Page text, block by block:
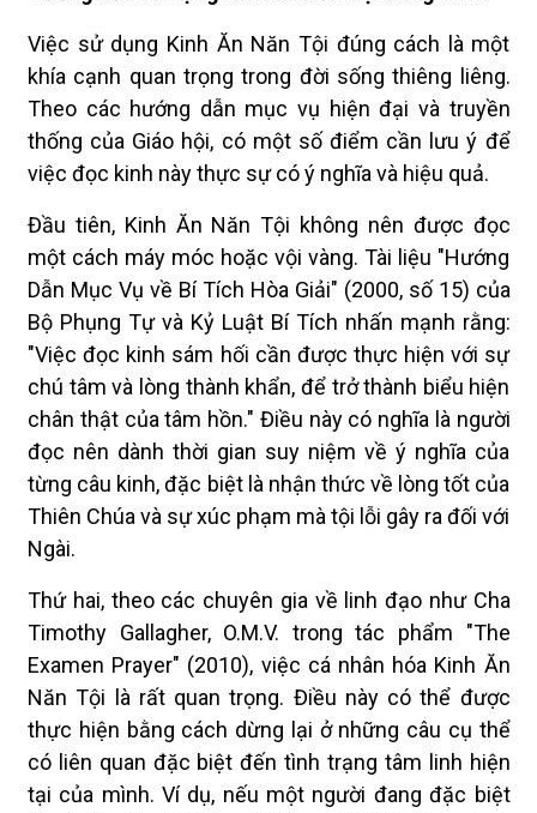
Việc sử dụng Kinh Ăn Năn Tội đúng cách là một
khía cạnh quan trọng trong đời sống thiêng liêng.
Theo các hướng dẫn mục vụ hiện đại và truyền
thống của Giáo hội, có một số điểm cần lưu ý để
việc đọc kinh này thực sự có ý nghĩa và hiệu quả.
Đầu tiên, Kinh Ăn Năn Tội không nên được đọc
một cách máy móc hoặc vội vàng. Tài liệu "Hướng
Dẫn Mục Vụ về Bí Tích Hòa Giải" (2000, số 15) của
Bộ Phụng Tự và Kỷ Luật Bí Tích nhấn mạnh rằng:
"Việc đọc kinh sám hối cần được thực hiện với sự
chú tâm và lòng thành khẩn, để trở thành biểu hiện
chân thật của tâm hồn." Điều này có nghĩa là người
đọc nên dành thời gian suy niệm về ý nghĩa của
từng câu kinh, đặc biệt là nhận thức về lòng tốt của
Thiên Chúa và sự xúc phạm mà tội lỗi gây ra đối với
Ngài.
Thứ hai, theo các chuyên gia về linh đạo như Cha
Timothy Gallagher, O.M.V. trong tác phẩm "The
Examen Prayer" (2010), việc cá nhân hóa Kinh Ăn
Năn Tội là rất quan trọng. Điều này có thể được
thực hiện bằng cách dừng lại ở những câu cụ thể
có liên quan đặc biệt đến tình trạng tâm linh hiện
tại của mình. Ví dụ, nếu một người đang đặc biệt